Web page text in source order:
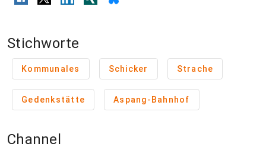
Stichworte
Kommunales Schicker Strache
Gedenkstätte Aspang-Bahnhof
Channel